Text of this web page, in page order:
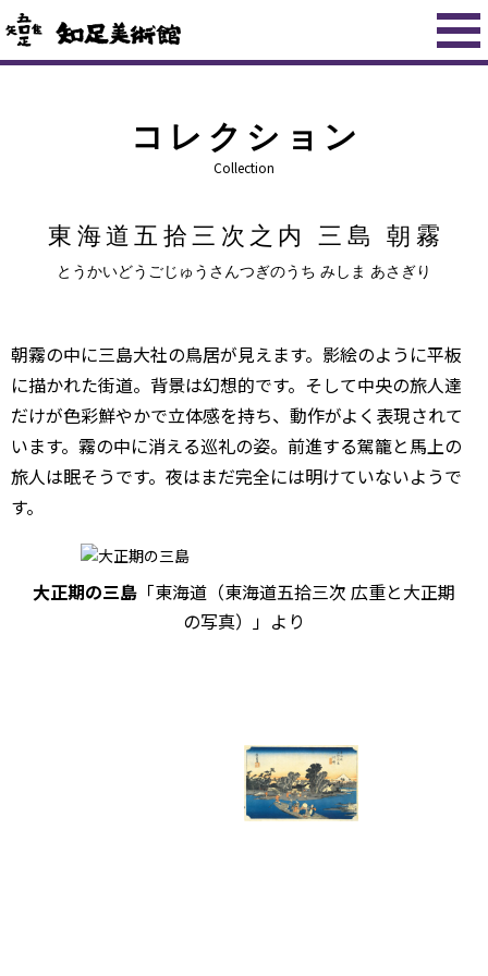
コレクション
Collection
東海道五拾三次之内 三島 朝霧
とうかいどうごじゅうさんつぎのうち みしま あさぎり
大正期の三島 「東海道（東海道五拾三次 広重と大正期
の写真）」より
朝霧の中に三島大社の鳥居が見えます。影絵のように平板
に描かれた街道。背景は幻想的です。そして中央の旅人達
だけが色彩鮮やかで立体感を持ち、動作がよく表現されて
います。霧の中に消える巡礼の姿。前進する駕籠と馬上の
旅人は眠そうです。夜はまだ完全には明けていないようで
す。